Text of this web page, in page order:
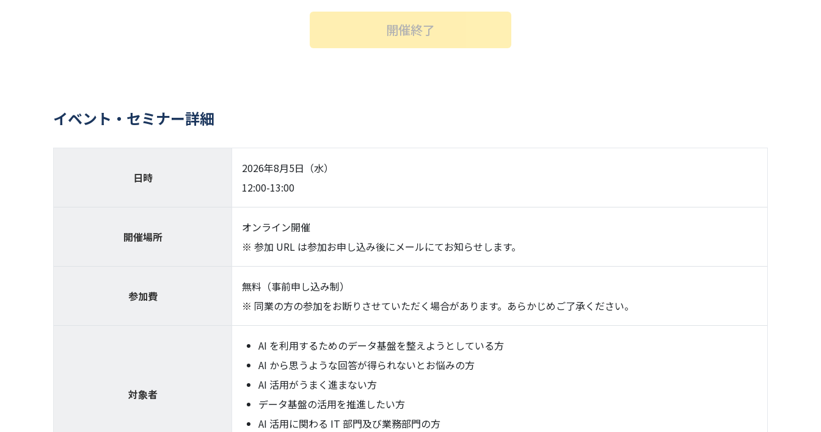
開催終了
イベント・セミナー詳細
日時
2026年8月5日（水）
12:00-13:00
開催場所
オンライン開催
参加 URL は参加お申し込み後にメールにてお知らせします。
参加費
無料（事前申し込み制）
同業の方の参加をお断りさせていただく場合があります。あらかじめご了承ください。
対象者
AI を利用するためのデータ基盤を整えようとしている方
AI から思うような回答が得られないとお悩みの方
AI 活用がうまく進まない方
データ基盤の活用を推進したい方
AI 活用に関わる IT 部門及び業務部門の方